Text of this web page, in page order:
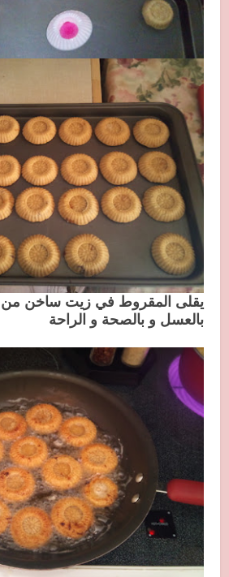
يقلى المقروط في زيت ساخن من
بالعسل و بالصحة و الراحة